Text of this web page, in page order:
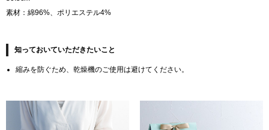
素材：綿96%、ポリエステル4%
知っておいていただきたいこと
縮みを防ぐため、乾燥機のご使用は避けてください。